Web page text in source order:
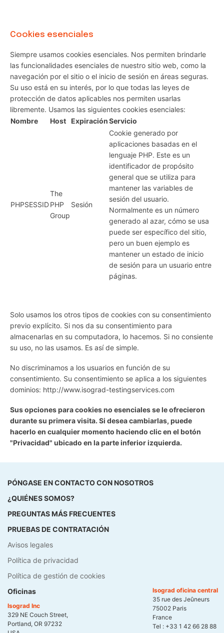
Cookies esenciales
Siempre usamos cookies esenciales. Nos permiten brindarle
las funcionalidades esenciales de nuestro sitio web, como la
navegación por el sitio o el inicio de sesión en áreas seguras.
Su uso está en su interés, por lo que todas las leyes de
protección de datos aplicables nos permiten usarlas
libremente. Usamos las siguientes cookies esenciales:
Nombre
Host ExpiraciónServicio
PHPSESSID
The
PHP
Group
Sesión
Cookie generado por
aplicaciones basadas en el
lenguaje PHP. Este es un
identificador de propósito
general que se utiliza para
mantener las variables de
sesión del usuario.
Normalmente es un número
generado al azar, cómo se usa
puede ser específico del sitio,
pero un buen ejemplo es
mantener un estado de inicio
de sesión para un usuario entre
páginas.
Solo usamos los otros tipos de cookies con su consentimiento
previo explícito. Si nos da su consentimiento para
almacenarlas en su computadora, lo hacemos. Si no consiente
su uso, no las usamos. Es así de simple.
No discriminamos a los usuarios en función de su
consentimiento. Su consentimiento se aplica a los siguientes
dominios: http://www.isograd-testingservices.com
Sus opciones para cookies no esenciales se le ofrecieron
durante su primera visita. Si desea cambiarlas, puede
hacerlo en cualquier momento haciendo clic en el botón
"Privacidad" ubicado en la parte inferior izquierda.
PÓNGASE EN CONTACTO CON NOSOTROS
¿QUIÉNES SOMOS?
PREGUNTAS MÁS FRECUENTES
PRUEBAS DE CONTRATACIÓN
Avisos legales
Política de privacidad
Política de gestión de cookies
Oficinas
Isograd Inc
329 NE Couch Street,
Portland, OR 97232
Isograd oficina central
35 rue des Jeûneurs
75002 Paris
France
Tel : +33 1 42 66 28 88